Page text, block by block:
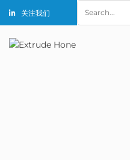
关注我们
for: